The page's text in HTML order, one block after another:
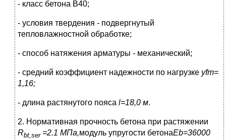
- класс бетона В40;
- условия твердения - подвергнутый
тепловлажностной обработке;
- способ натяжения арматуры - механический;
- средний коэффициент надежности по нагрузке уfm=
1,16;
- длина растянутого пояса l=18,0 м.
2. Нормативная прочность бетона при растяжении
Rbt,ser =2.1 МПа,модуль упругости бетонаEb=36000